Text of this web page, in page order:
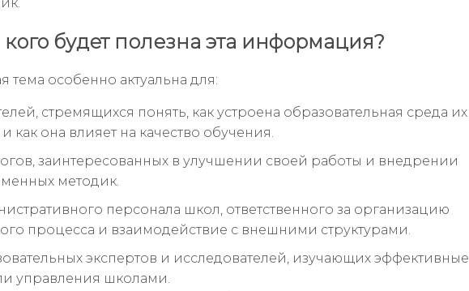
будет полезна эта информация?
тема особенно актуальна для:
стремящихся понять, как устроена образовательная среда их
как она влияет на качество обучения.
заинтересованных в улучшении своей работы и внедрении
методик.
персонала школ, ответственного за организацию
процесса и взаимодействие с внешними структурами.
экспертов и исследователей, изучающих эффективные
управления школами.